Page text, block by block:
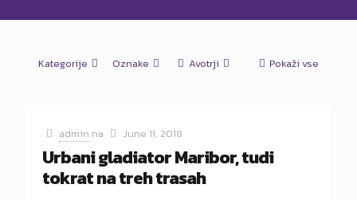
Kategorije Oznake Avotrji Pokaži vse
admin na June 11, 2018
Urbani gladiator Maribor, tudi
tokrat na treh trasah